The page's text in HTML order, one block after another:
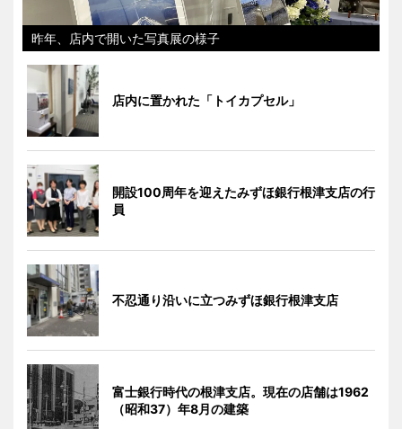
昨年、店内で開いた写真展の様子
店内に置かれた「トイカプセル」
開設100周年を迎えたみずほ銀行根津支店の行
員
不忍通り沿いに立つみずほ銀行根津支店
富士銀行時代の根津支店。現在の店舗は1962
（昭和37）年8月の建築